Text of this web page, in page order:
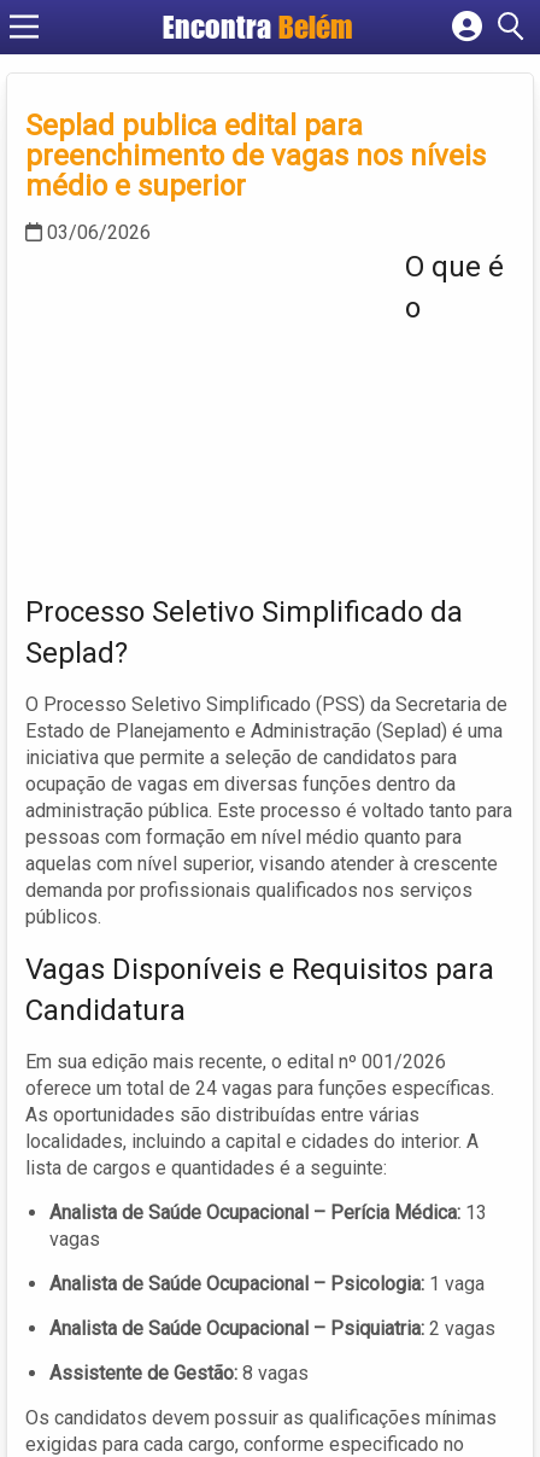
EncontraBelém
Cadastrar empresa
Criar conta
Seplad publica edital para
preenchimento de vagas nos níveis
médio e superior
03/06/2026
O que é
o
Processo Seletivo Simplificado da
Seplad?
O Processo Seletivo Simplificado (PSS) da Secretaria de
Estado de Planejamento e Administração (Seplad) é uma
iniciativa que permite a seleção de candidatos para
ocupação de vagas em diversas funções dentro da
administração pública. Este processo é voltado tanto para
pessoas com formação em nível médio quanto para
aquelas com nível superior, visando atender à crescente
demanda por profissionais qualificados nos serviços
públicos.
Vagas Disponíveis e Requisitos para
Candidatura
Em sua edição mais recente, o edital nº 001/2026
oferece um total de 24 vagas para funções específicas.
As oportunidades são distribuídas entre várias
localidades, incluindo a capital e cidades do interior. A
lista de cargos e quantidades é a seguinte:
Analista de Saúde Ocupacional – Perícia Médica: 13
vagas
Analista de Saúde Ocupacional – Psicologia: 1 vaga
Analista de Saúde Ocupacional – Psiquiatria: 2 vagas
Assistente de Gestão: 8 vagas
Os candidatos devem possuir as qualificações mínimas
exigidas para cada cargo, conforme especificado no